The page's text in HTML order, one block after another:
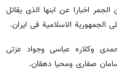
من الجمر اخبارا عن ابنها الذی یقاتل
الاسلامیة فی ایران.
وکلاره عباسی وجواد عزتی
صفاری ومحیا دهقان.